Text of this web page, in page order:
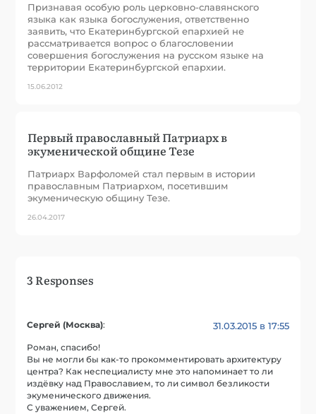
Признавая особую роль церковно-славянского
языка как языка богослужения, ответственно
заявить, что Екатеринбургской епархией не
рассматривается вопрос о благословении
совершения богослужения на русском языке на
территории Екатеринбургской епархии.
15.06.2012
Первый православный Патриарх в
экуменической общине Тезе
Патриарх Варфоломей стал первым в истории
православным Патриархом, посетившим
экуменическую общину Тезе.
26.04.2017
3 Responses
Сергей (Москва): 31.03.2015 в 17:55
Роман, спасибо!
Вы не могли бы как-то прокомментировать архитектуру
центра? Как неспециалисту мне это напоминает то ли
издёвку над Православием, то ли символ безликости
экуменического движения.
С уважением, Сергей.